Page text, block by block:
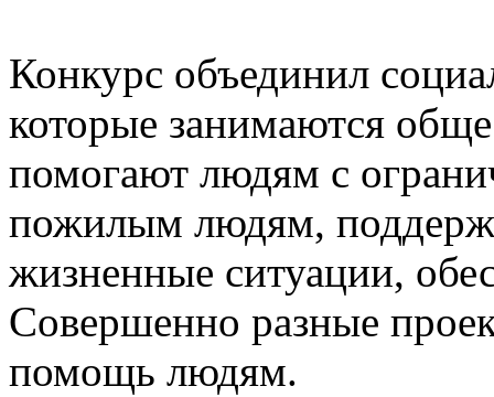
Конкурс объединил
которые занимаются
помогают людям с
пожилым людям,
жизненные ситуации,
Совершенно разные
помощь людям.